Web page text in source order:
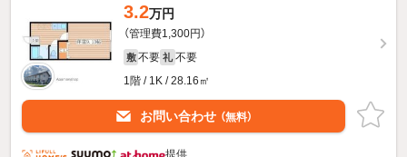
3.2万円
（管理費1,300円）
敷 不要 礼 不要
1階 / 1K / 28.16㎡
お問い合わせ （無料）
提供